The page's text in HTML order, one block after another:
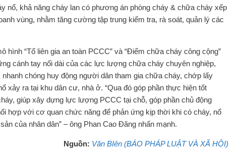
nổ, khả năng cháy lan có phương án phòng cháy & chữa cháy xếp
vùng, nhằm tăng cường tập trung kiểm tra, rà soát, quản lý các
“Tổ liên gia an toàn PCCC” và “Điểm chữa cháy công cộng”
cánh tay nối dài của các lực lượng chữa cháy chuyên nghiệp,
chóng huy động người dân tham gia chữa cháy, chớp lấy
xảy ra tại khu dân cư, nhà ở. “Qua đó góp phần thực hiện tốt
giúp xây dựng lực lượng PCCC tại chỗ, góp phần chủ động
hợp với cơ quan chức năng để phản ứng kịp thời khi có cháy, nổ
của nhân dân” – ông Phan Cao Đăng nhấn mạnh.
Nguồn: Văn BIên (BÁO PHÁP LUẬT VÀ XÃ HỘI)